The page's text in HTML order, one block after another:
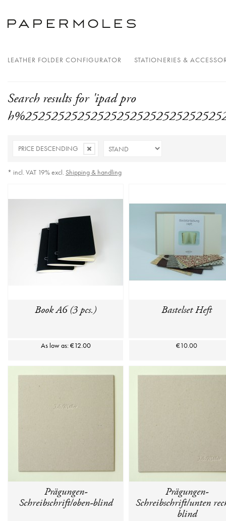
LEATHER FOLDER CONFIGURATOR STATIONERIES &
Search results for 'ipad pro
PRICE DESCENDING
* incl. VAT 19% excl. Shipping & handling
Book A6 (3 pcs.)
As low as:€12.00
Bastelset Heft
€10.00
Prägungen-
Schreibschrift/oben-blind
Prägungen-
Schreibschrift/unten
blind